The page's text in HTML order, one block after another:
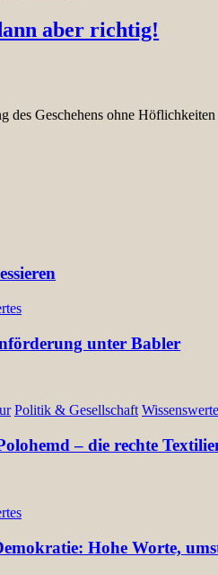
aber richtig!
des Geschehens ohne
unter Babler
Politik & Gesellschaft
– die rechte
Hohe Worte,